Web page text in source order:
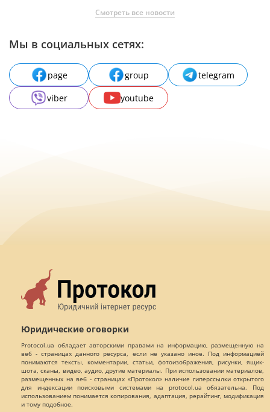
Смотреть все новости
Мы в социальных сетях:
page group
telegram
viber
youtube
Юридические оговорки
Protocol.ua обладает авторскими правами на информацию, размещенную на
веб - страницах данного ресурса, если не указано иное. Под информацией
понимаются тексты, комментарии, статьи, фотоизображения, рисунки, ящик-
шота, сканы, видео, аудио, другие материалы. При использовании материалов,
размещенных на веб - страницах «Протокол» наличие гиперссылки открытого
для индексации поисковыми системами на protocol.ua обязательна. Под
использованием понимается копирования, адаптация, рерайтинг, модификация
и тому подобное.